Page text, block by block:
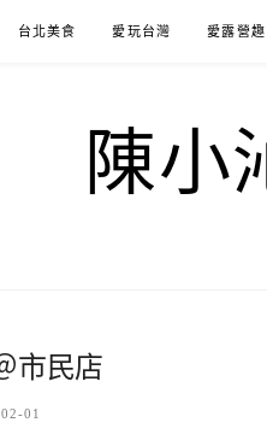
台北美食 愛玩台灣 愛露營趣
陳小
市民店
01